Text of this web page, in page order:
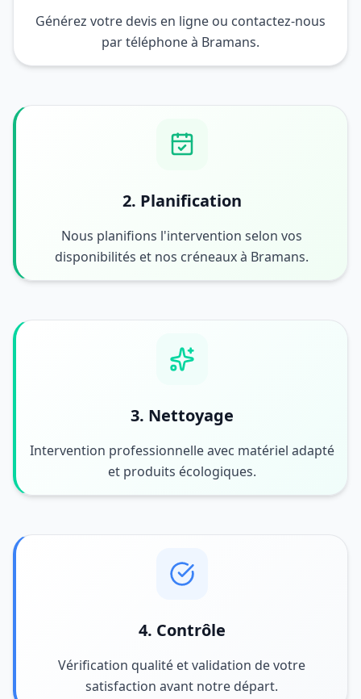
Générez votre devis en ligne ou contactez-nous
par téléphone à Bramans.
2. Planification
Nous planifions l'intervention selon vos
disponibilités et nos créneaux à Bramans.
3. Nettoyage
Intervention professionnelle avec matériel adapté
et produits écologiques.
4. Contrôle
Vérification qualité et validation de votre
satisfaction avant notre départ.